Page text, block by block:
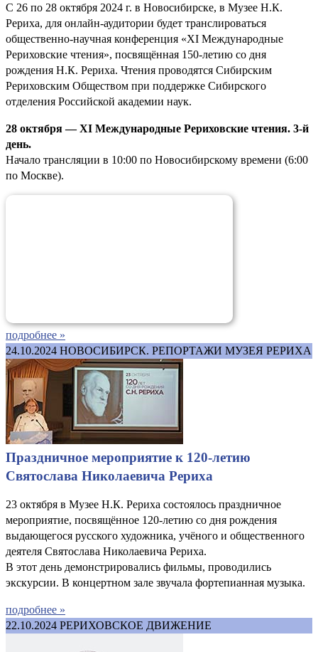
С 26 по 28 октября 2024 г. в Новосибирске, в Музее Н.К.
Рериха, для онлайн-аудитории будет транслироваться
общественно-научная конференция «XI Международные
Рериховские чтения», посвящённая 150-летию со дня
рождения Н.К. Рериха. Чтения проводятся Сибирским
Рериховским Обществом при поддержке Сибирского
отделения Российской академии наук.
28 октября — XI Международные Рериховские чтения. 3-й
день.
Начало трансляции в 10:00 по Новосибирскому времени (6:00
по Москве).
подробнее »
24.10.2024 НОВОСИБИРСК. РЕПОРТАЖИ МУЗЕЯ РЕРИХА
Праздничное мероприятие к 120-летию
Святослава Николаевича Рериха
23 октября в Музее Н.К. Рериха состоялось праздничное
мероприятие, посвящённое 120-летию со дня рождения
выдающегося русского художника, учёного и общественного
деятеля Святослава Николаевича Рериха.
В этот день демонстрировались фильмы, проводились
экскурсии. В концертном зале звучала фортепианная музыка.
подробнее »
22.10.2024 РЕРИХОВСКОЕ ДВИЖЕНИЕ